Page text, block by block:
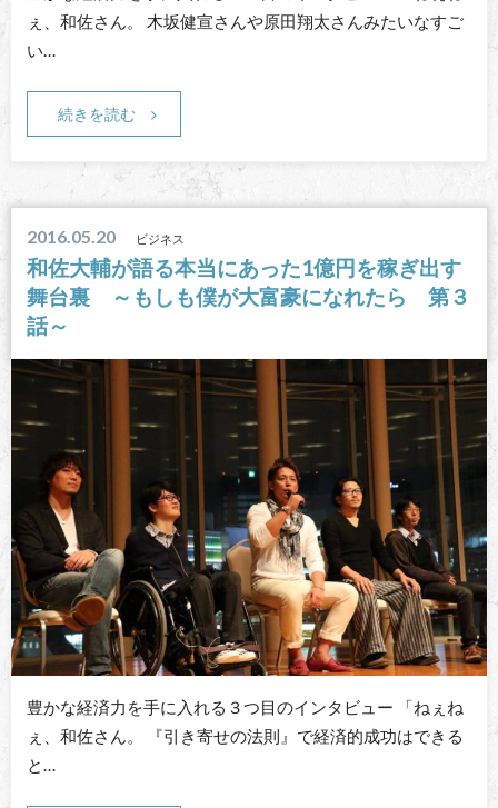
ぇ、和佐さん。 木坂健宣さんや原田翔太さんみたいなすご
い…
続きを読む
2016.05.20 ビジネス
和佐大輔が語る本当にあった1億円を稼ぎ出す
舞台裏 ～もしも僕が大富豪になれたら 第３
話～
豊かな経済力を手に入れる３つ目のインタビュー 「ねぇね
ぇ、和佐さん。 『引き寄せの法則』で経済的成功はできる
と…